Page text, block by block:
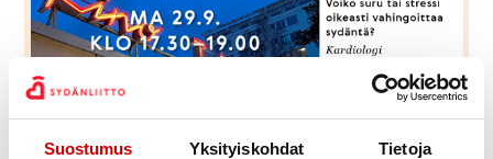
Suostumus Yksityiskohdat Tietoja